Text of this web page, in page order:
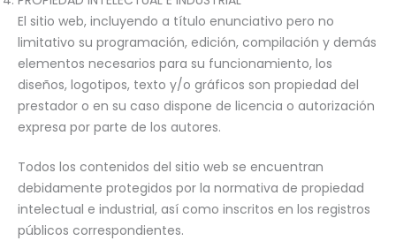
El sitio web, incluyendo a título enunciativo pero no
limitativo su programación, edición, compilación y demás
elementos necesarios para su funcionamiento, los
diseños, logotipos, texto y/o gráficos son propiedad del
prestador o en su caso dispone de licencia o autorización
expresa por parte de los autores.
Todos los contenidos del sitio web se encuentran
debidamente protegidos por la normativa de propiedad
intelectual e industrial, así como inscritos en los registros
públicos correspondientes.